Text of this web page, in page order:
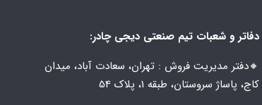
دفاتر و شعبات تیم صنعتی دیجی چادر:
🔸️​​دفتر مدیریت فروش : تهران، سعادت آباد، میدان
کاج، پاساژ سروستان، طبقه 1، پلاک 54